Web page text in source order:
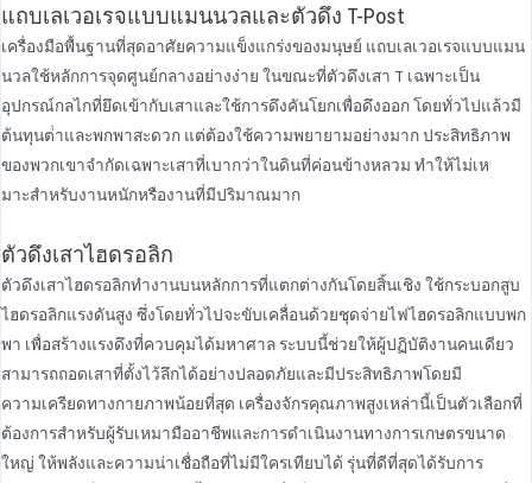
แถบเลเวอเรจแบบแมนนวลและตัวดึง T-Post
เครื่องมือพื้นฐานที่สุดอาศัยความแข็งแกร่งของมนุษย์ แถบเลเวอเรจแบบแมน
นวลใช้หลักการจุดศูนย์กลางอย่างง่าย ในขณะที่ตัวดึงเสา T เฉพาะเป็น
อุปกรณ์กลไกที่ยึดเข้ากับเสาและใช้การดึงคันโยกเพื่อดึงออก โดยทั่วไปแล้วมี
ต้นทุนต่ําและพกพาสะดวก แต่ต้องใช้ความพยายามอย่างมาก ประสิทธิภาพ
ของพวกเขาจํากัดเฉพาะเสาที่เบากว่าในดินที่ค่อนข้างหลวม ทําให้ไม่เห
มาะสําหรับงานหนักหรืองานที่มีปริมาณมาก
ตัวดึงเสาไฮดรอลิก
ตัวดึงเสาไฮดรอลิกทํางานบนหลักการที่แตกต่างกันโดยสิ้นเชิง ใช้กระบอกสูบ
ไฮดรอลิกแรงดันสูง ซึ่งโดยทั่วไปจะขับเคลื่อนด้วยชุดจ่ายไฟไฮดรอลิกแบบพก
พา เพื่อสร้างแรงดึงที่ควบคุมได้มหาศาล ระบบนี้ช่วยให้ผู้ปฏิบัติงานคนเดียว
สามารถถอดเสาที่ตั้งไว้ลึกได้อย่างปลอดภัยและมีประสิทธิภาพโดยมี
ความเครียดทางกายภาพน้อยที่สุด เครื่องจักรคุณภาพสูงเหล่านี้เป็นตัวเลือกที่
ต้องการสําหรับผู้รับเหมามืออาชีพและการดําเนินงานทางการเกษตรขนาด
ใหญ่ ให้พลังและความน่าเชื่อถือที่ไม่มีใครเทียบได้ รุ่นที่ดีที่สุดได้รับการ